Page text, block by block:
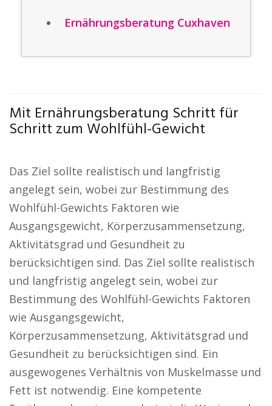
Ernährungsberatung Cuxhaven
Mit Ernährungsberatung Schritt für
Schritt zum Wohlfühl-Gewicht
Das Ziel sollte realistisch und langfristig
angelegt sein, wobei zur Bestimmung des
Wohlfühl-Gewichts Faktoren wie
Ausgangsgewicht, Körperzusammensetzung,
Aktivitätsgrad und Gesundheit zu
berücksichtigen sind. Das Ziel sollte realistisch
und langfristig angelegt sein, wobei zur
Bestimmung des Wohlfühl-Gewichts Faktoren
wie Ausgangsgewicht,
Körperzusammensetzung, Aktivitätsgrad und
Gesundheit zu berücksichtigen sind. Ein
ausgewogenes Verhältnis von Muskelmasse und
Fett ist notwendig. Eine kompetente